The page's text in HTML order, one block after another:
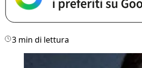
3 min di lettura